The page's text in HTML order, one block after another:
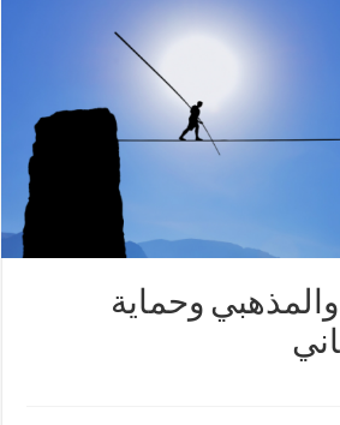
والمذهبي وحماية